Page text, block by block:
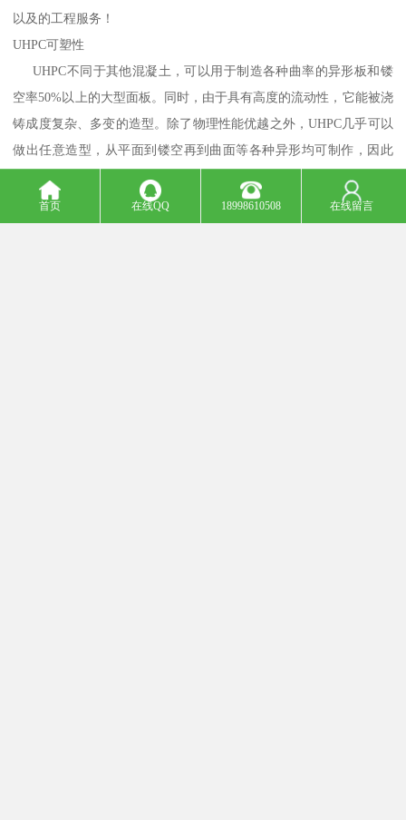
以及的工程服务！
UHPC可塑性
UHPC不同于其他混凝土，可以用于制造各种曲率的异形板和镂
空率50%以上的大型面板。同时，由于具有高度的流动性，它能被浇
铸成度复杂、多变的造型。除了物理性能优越之外，UHPC几乎可以
做出任意造型，从平面到镂空再到曲面等各种异形均可制作，因此
首页 在线QQ 18998610508 在线留言